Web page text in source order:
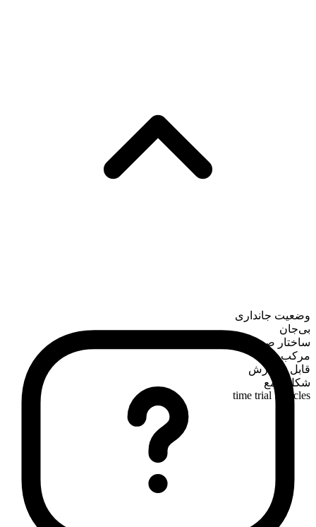
وضعیت جانداری
بی‌جان
ساختار صرفی
مرکب
قابل شمارش
شکل جمع
time trial bicycles